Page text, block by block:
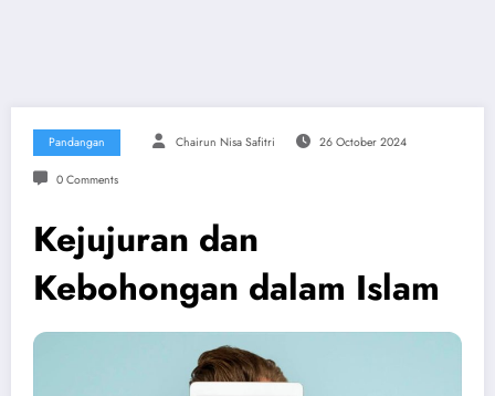
Pandangan Chairun Nisa Safitri 26 October 2024
0 Comments
Kejujuran dan
Kebohongan dalam Islam